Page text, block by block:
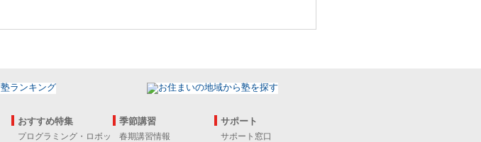
おすすめ特集
プログラミング・ロボッ
季節講習
春期講習情報
サポート
サポート窓口